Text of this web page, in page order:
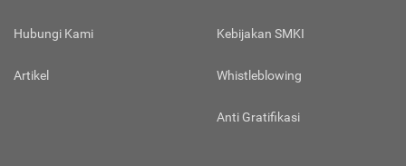
Hubungi Kami
Artikel
Kebijakan SMKI
Whistleblowing
Anti Gratifikasi